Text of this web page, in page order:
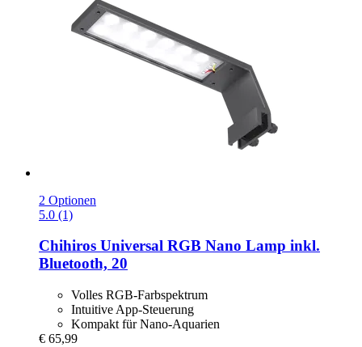
2 Optionen
5.0 (1)
Chihiros Universal RGB Nano Lamp inkl.
Bluetooth, 20
Volles RGB-Farbspektrum
Intuitive App-Steuerung
Kompakt für Nano-Aquarien
€ 65,99